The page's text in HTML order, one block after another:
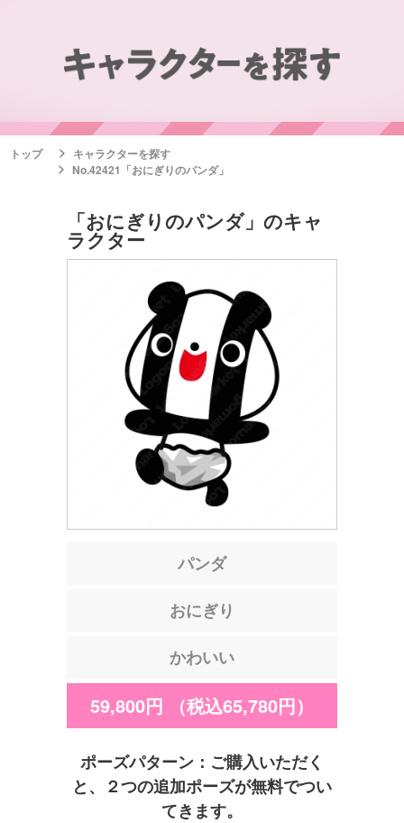
トップ
キャラクターを探す
No.42421「おにぎりのパンダ」
「おにぎりのパンダ」のキャ
ラクター
パンダ
おにぎり
かわいい
59,800円 （税込65,780円）
ポーズパターン：ご購入いただく
と、２つの追加ポーズが無料でつい
てきます。